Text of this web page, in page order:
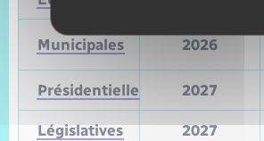
Municipales 2026
Présidentielle 2027
Législatives 2027